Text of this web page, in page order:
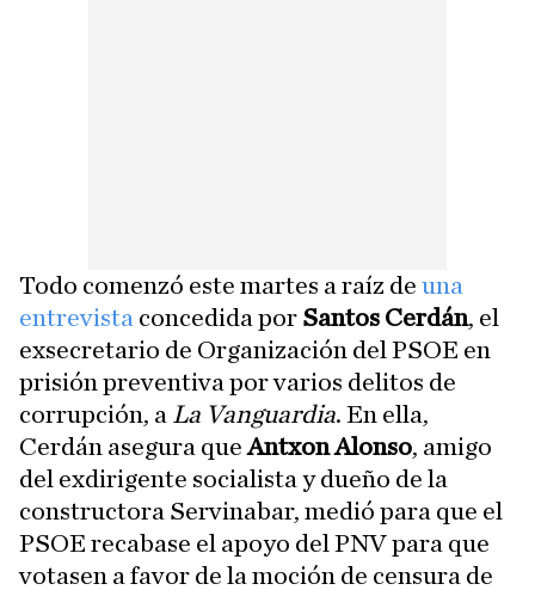
Todo comenzó este martes a raíz de una
entrevista concedida por Santos Cerdán, el
exsecretario de Organización del PSOE en
prisión preventiva por varios delitos de
corrupción, a La Vanguardia. En ella,
Cerdán asegura queAntxon Alonso, amigo
del exdirigente socialista y dueño de la
constructora Servinabar, medió para que el
PSOE recabase el apoyo del PNV para que
votasen a favor de la moción de censura de